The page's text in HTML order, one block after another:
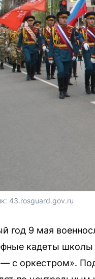
43.rosguard.gov.ru
год 9 мая
кадеты школы
с оркестром».